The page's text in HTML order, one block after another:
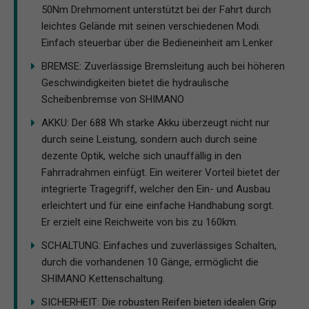
50Nm Drehmoment unterstützt bei der Fahrt durch
leichtes Gelände mit seinen verschiedenen Modi.
Einfach steuerbar über die Bedieneinheit am Lenker
BREMSE: Zuverlässige Bremsleitung auch bei höheren
Geschwindigkeiten bietet die hydraulische
Scheibenbremse von SHIMANO
AKKU: Der 688 Wh starke Akku überzeugt nicht nur
durch seine Leistung, sondern auch durch seine
dezente Optik, welche sich unauffällig in den
Fahrradrahmen einfügt. Ein weiterer Vorteil bietet der
integrierte Tragegriff, welcher den Ein- und Ausbau
erleichtert und für eine einfache Handhabung sorgt.
Er erzielt eine Reichweite von bis zu 160km.
SCHALTUNG: Einfaches und zuverlässiges Schalten,
durch die vorhandenen 10 Gänge, ermöglicht die
SHIMANO Kettenschaltung.
SICHERHEIT: Die robusten Reifen bieten idealen Grip